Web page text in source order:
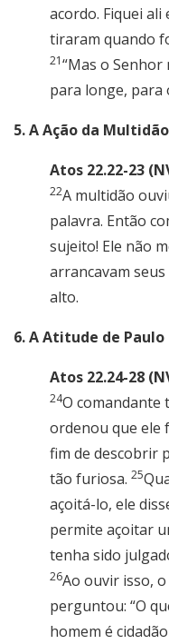
acordo. Fiquei
tiraram quando
21“Mas o Senhor
para longe, para
5. A Ação da Multidão
Atos 22.22-23
22A multidão
palavra. Então
sujeito! Ele não
arrancavam
alto.
6. A Atitude de Paulo
Atos 22.24-28
24O comandante
ordenou que ele
fim de descobrir
tão furiosa. 25
açoitá-lo, ele
permite açoitar
tenha sido
26Ao ouvir isso,
perguntou: “O
homem é